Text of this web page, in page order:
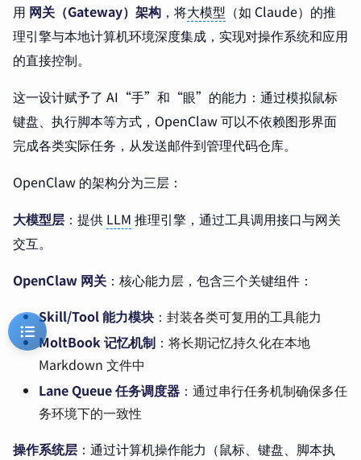
用 网关（Gateway）架构 ，将大模型 （如 Claude）的推
理引擎与本地计算机环境深度集成，实现对操作系统和应用
的直接控制。
这一设计赋予了 AI“手”和“眼”的能力：通过模拟鼠标
键盘、执行脚本等方式，OpenClaw 可以不依赖图形界面
完成各类实际任务，从发送邮件到管理代码仓库。
OpenClaw 的架构分为三层：
大模型层 ：提供 LLM 推理引擎，通过工具调用接口与网关
交互。
OpenClaw 网关 ：核心能力层，包含三个关键组件：
Skill/Tool 能力模块 ：封装各类可复用的工具能力
MoltBook 记忆机制 ：将长期记忆持久化在本地
Markdown 文件中
Lane Queue 任务调度器 ：通过串行任务机制确保多任
务环境下的一致性
操作系统层 ：通过计算机操作能力（鼠标、键盘、脚本执